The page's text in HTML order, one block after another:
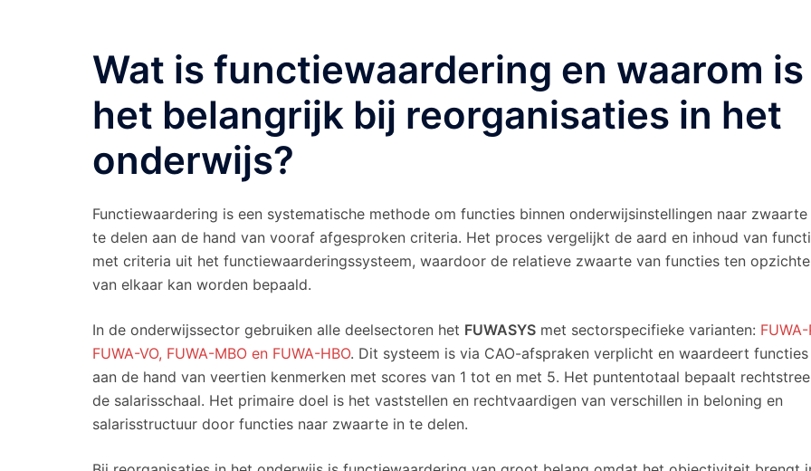
Wat is functiewaardering en waarom is
het belangrijk bij reorganisaties in het
onderwijs?
Functiewaardering is een systematische methode om functies binnen onderwijsinstellingen naar zwaarte
te delen aan de hand van vooraf afgesproken criteria. Het proces vergelijkt de aard en inhoud van
met criteria uit het functiewaarderingssysteem, waardoor de relatieve zwaarte van functies ten opzichte
van elkaar kan worden bepaald.
In de onderwijssector gebruiken alle deelsectoren het FUWASYS met sectorspecifieke varianten: FUWA-
FUWA-VO, FUWA-MBO en FUWA-HBO. Dit systeem is via CAO-afspraken verplicht en waardeert functies
aan de hand van veertien kenmerken met scores van 1 tot en met 5. Het puntentotaal bepaalt
de salarisschaal. Het primaire doel is het vaststellen en rechtvaardigen van verschillen in beloning en
salarisstructuur door functies naar zwaarte in te delen.